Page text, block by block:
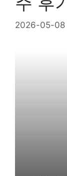
2026-05-08